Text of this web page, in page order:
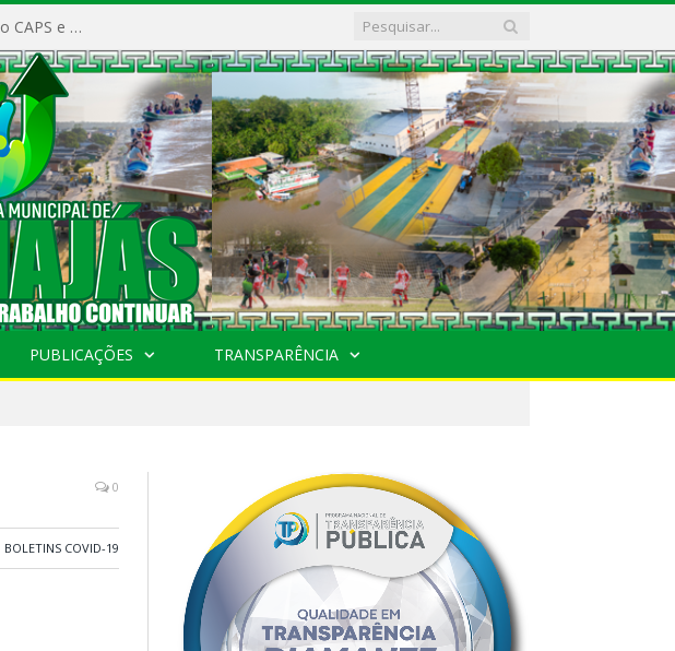
Prefeito Vivaldo Mendes e vice-prefeito Quito inauguram o CAPS e fortalecem a saúde pública em Anajás.
PUBLICAÇÕES TRANSPARÊNCIA
0
BOLETINS COVID-19